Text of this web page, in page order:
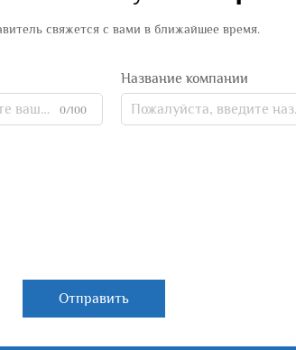
свяжется с вами в ближайшее время.
0/100
Название компании
Отправить